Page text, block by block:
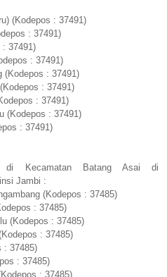
(Kodepos : 37491)
: 37491)
: 37491)
: 37491)
(Kodepos : 37491)
: 37491)
: 37491)
(Kodepos : 37491)
: 37491)
di Kecamatan Batang Asai di
Jambi :
(Kodepos : 37485)
: 37485)
(Kodepos : 37485)
: 37485)
: 37485)
: 37485)
: 37485)